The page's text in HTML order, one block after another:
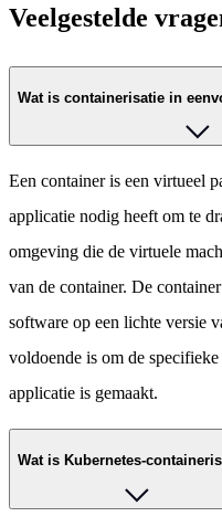
Veelgestelde
Wat is containerisatie in
Een container is een virtueel
applicatie nodig heeft om te
omgeving die de virtuele
van de container. De
software op een lichte versie
voldoende is om de
applicatie is gemaakt.
Wat is Kubernetes-